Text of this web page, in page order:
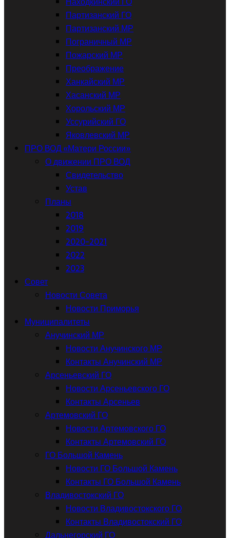
Партизанский ГО
Партизанский МР
Пограничный МР
Пожарский МР
Преображение
Ханкайский МР
Хасанский МР
Хорольский МР
Уссурийский ГО
Яковлевский МР
ПРО ВОД «Матери России»
О движении ПРО ВОД
Свидетельство
Устав
Планы
2018
2019
2020-2021
2022
2023
Совет
Новости Совета
Новости Приморья
Муниципалитеты
Анучинский МР
Новости Анучинского МР
Контакты Анучинский МР
Арсеньевский ГО
Новости Арсеньевского ГО
Контакты Арсеньев
Артемовский ГО
Новости Артемовского ГО
Контакты Артемовский ГО
ГО Большой Камень
Новости ГО Большой Камень
Контакты ГО Большой Камень
Владивостокский ГО
Новости Владивостокского ГО
Контакты Владивостокский ГО
Дальнегорский ГО